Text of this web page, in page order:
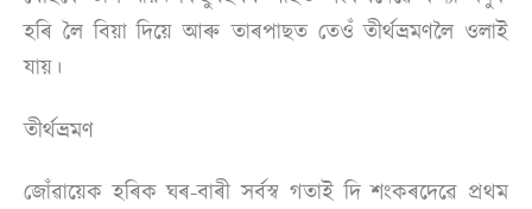
হৰি লৈ বিয়া দিয়ে আৰু তাৰপাছত তেওঁ তীৰ্থভ্ৰমণলৈ ওলাই
যায়।
তীৰ্থভ্ৰমণ
জোঁৱায়েক হৰিক ঘৰ-বাৰী সৰ্বস্ব গতাই দি শংকৰদেৱে প্ৰথম